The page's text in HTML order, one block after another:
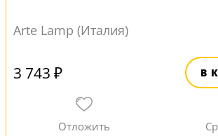
Arte Lamp (Италия)
3 743 ₽ В